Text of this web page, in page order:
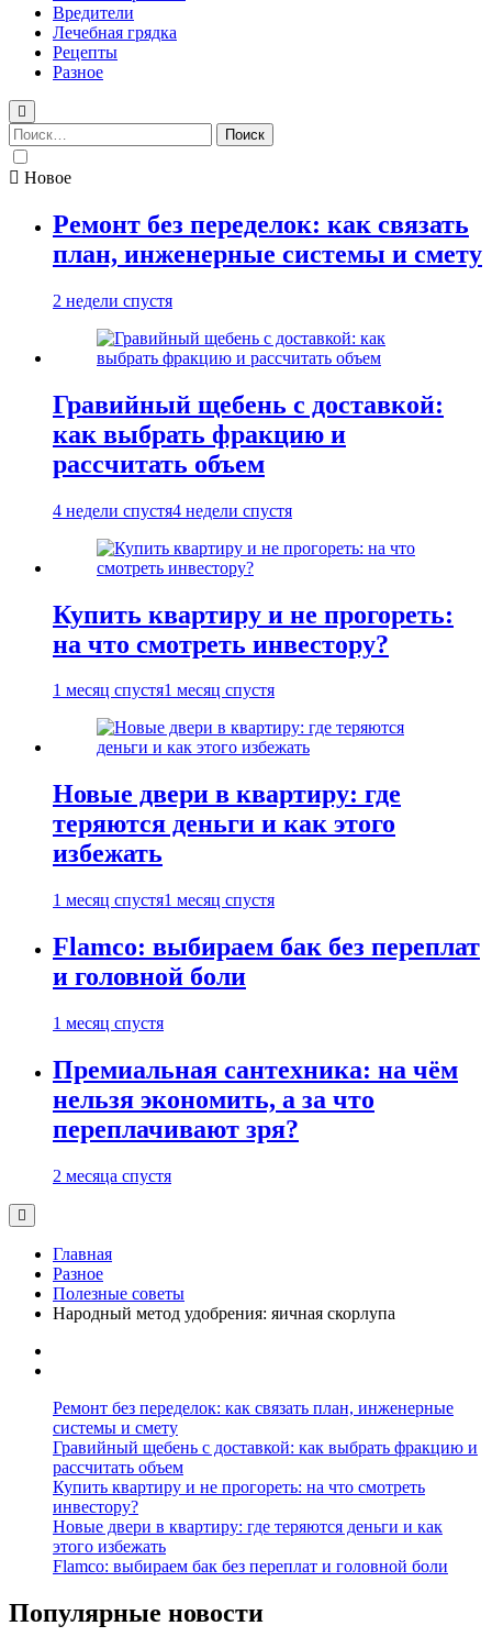
Вредители
Лечебная грядка
Рецепты
Разное
Найти:
Новое
Ремонт без переделок: как связать
план, инженерные системы и смету
2 недели спустя
Гравийный щебень с доставкой:
как выбрать фракцию и
рассчитать объем
4 недели спустя4 недели спустя
Купить квартиру и не прогореть:
на что смотреть инвестору?
1 месяц спустя1 месяц спустя
Новые двери в квартиру: где
теряются деньги и как этого
избежать
1 месяц спустя1 месяц спустя
Flamco: выбираем бак без переплат
и головной боли
1 месяц спустя
Премиальная сантехника: на чём
нельзя экономить, а за что
переплачивают зря?
2 месяца спустя
Главная
Разное
Полезные советы
Народный метод удобрения: яичная скорлупа
Ремонт без переделок: как связать план, инженерные
системы и смету
Гравийный щебень с доставкой: как выбрать фракцию и
рассчитать объем
Купить квартиру и не прогореть: на что смотреть
инвестору?
Новые двери в квартиру: где теряются деньги и как
этого избежать
Flamco: выбираем бак без переплат и головной боли
Популярные новости